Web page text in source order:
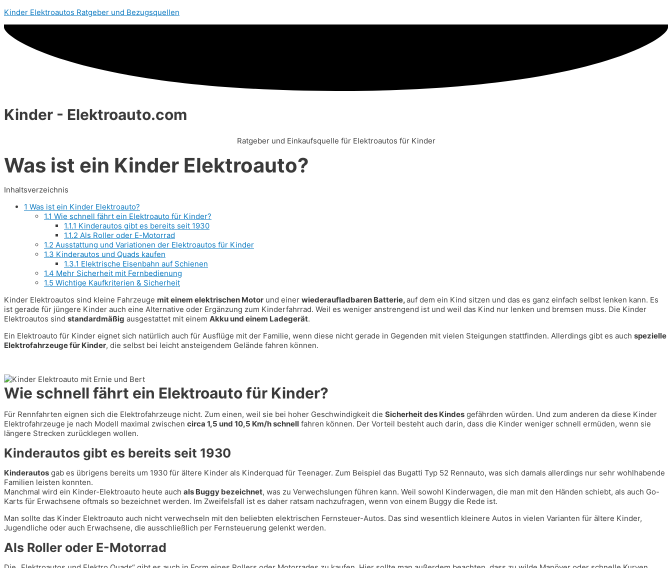
Kinder Elektroautos Ratgeber und Bezugsquellen
Kinder - Elektroauto.com
Ratgeber und Einkaufsquelle für Elektroautos für Kinder
Was ist ein Kinder Elektroauto?
Inhaltsverzeichnis
1 Was ist ein Kinder Elektroauto?
1.1 Wie schnell fährt ein Elektroauto für Kinder?
1.1.1 Kinderautos gibt es bereits seit 1930
1.1.2 Als Roller oder E-Motorrad
1.2 Ausstattung und Variationen der Elektroautos für Kinder
1.3 Kinderautos und Quads kaufen
1.3.1 Elektrische Eisenbahn auf Schienen
1.4 Mehr Sicherheit mit Fernbedienung
1.5 Wichtige Kaufkriterien & Sicherheit
Kinder Elektroautos sind kleine Fahrzeuge mit einem elektrischen Motor und einer wiederaufladbaren Batterie,auf dem ein Kind sitzen und das es ganz einfach selbst lenken kann. Es
ist gerade für jüngere Kinder auch eine Alternative oder Ergänzung zum Kinderfahrrad. Weil es weniger anstrengend ist und weil das Kind nur lenken und bremsen muss. Die Kinder
Elektroautos sind standardmäßig ausgestattet mit einem Akku und einem Ladegerät.
Ein Elektroauto für Kinder eignet sich natürlich auch für Ausflüge mit der Familie, wenn diese nicht gerade in Gegenden mit vielen Steigungen stattfinden. Allerdings gibt es auch spezielle
Elektrofahrzeuge für Kinder, die selbst bei leicht ansteigendem Gelände fahren können.
Wie schnell fährt ein Elektroauto für Kinder?
Für Rennfahrten eignen sich die Elektrofahrzeuge nicht. Zum einen, weil sie bei hoher Geschwindigkeit die Sicherheit des Kindes gefährden würden. Und zum anderen da diese Kinder
Elektrofahrzeuge je nach Modell maximal zwischen circa 1,5 und 10,5 Km/h schnell fahren können. Der Vorteil besteht auch darin, dass die Kinder weniger schnell ermüden, wenn sie
längere Strecken zurücklegen wollen.
Kinderautos gibt es bereits seit 1930
Kinderautos gab es übrigens bereits um 1930 für ältere Kinder als Kinderquad für Teenager. Zum Beispiel das Bugatti Typ 52 Rennauto, was sich damals allerdings nur sehr wohlhabende
Familien leisten konnten.
Manchmal wird ein Kinder-Elektroauto heute auch als Buggy bezeichnet, was zu Verwechslungen führen kann. Weil sowohl Kinderwagen, die man mit den Händen schiebt, als auch Go-
Karts für Erwachsene oftmals so bezeichnet werden. Im Zweifelsfall ist es daher ratsam nachzufragen, wenn von einem Buggy die Rede ist.
Man sollte das Kinder Elektroauto auch nicht verwechseln mit den beliebten elektrischen Fernsteuer-Autos. Das sind wesentlich kleinere Autos in vielen Varianten für ältere Kinder,
Jugendliche oder auch Erwachsene, die ausschließlich per Fernsteuerung gelenkt werden.
Als Roller oder E-Motorrad